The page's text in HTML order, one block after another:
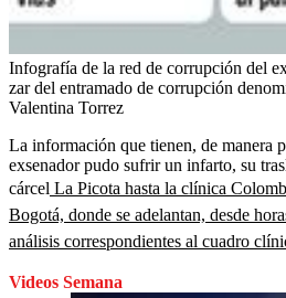
Infografía de la red de corrupción del
zar del entramado de corrupción
Valentina Torrez
La información que tienen, de manera
exsenador pudo sufrir un infarto, su
cárcel La Picota hasta la clínica
Bogotá, donde se adelantan, desde
análisis correspondientes al cuadro
Videos Semana